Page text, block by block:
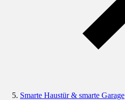
Smarte Haustür & smarte Garage